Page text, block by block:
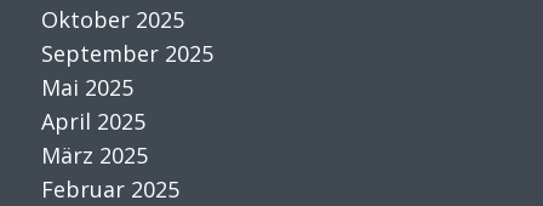
Oktober 2025
September 2025
Mai 2025
April 2025
März 2025
Februar 2025